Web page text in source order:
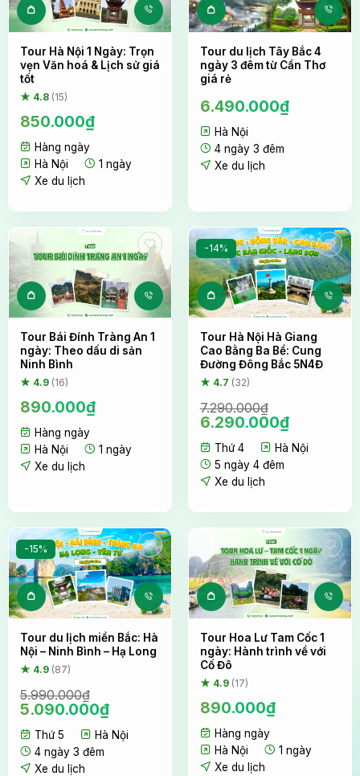
Tour Hà Nội 1 Ngày: Trọn
vẹn Văn hoá & Lịch sử giá
tốt
★ 4.8 (15)
850.000₫
Hàng ngày
Hà Nội
1 ngày
Xe du lịch
Tour du lịch Tây Bắc 4
ngày 3 đêm từ Cần Thơ
giá rẻ
6.490.000₫
Hà Nội
4 ngày 3 đêm
Xe du lịch
Tour Bái Đính Tràng An 1
ngày: Theo dấu di sản
Ninh Bình
★ 4.9 (16)
890.000₫
Hàng ngày
Hà Nội
1 ngày
Xe du lịch
-14%
Tour Hà Nội Hà Giang
Cao Bằng Ba Bể: Cung
Đường Đông Bắc 5N4Đ
★ 4.7 (32)
7.290.000₫
Giá
là:
7.290.000₫.
6.290.000₫Giá
hiện
tại
Thứ 4
Hà Nội
5 ngày 4 đêm
Xe du lịch
-15%
Tour du lịch miền Bắc: Hà
Nội – Ninh Bình – Hạ Long
★ 4.9 (87)
5.990.000₫
Giá
là:
5.990.000₫.
5.090.000₫Giá
hiện
tại
Thứ 5
Hà Nội
4 ngày 3 đêm
Xe du lịch
Tour Hoa Lư Tam Cốc 1
ngày: Hành trình về với
Cố Đô
★ 4.9 (17)
890.000₫
Hàng ngày
Hà Nội
1 ngày
Xe du lịch